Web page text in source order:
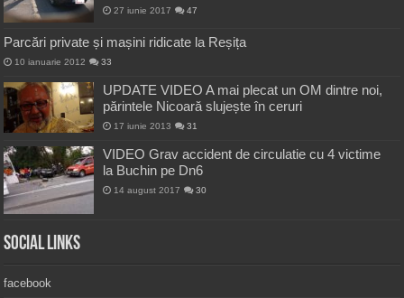
27 iunie 2017 47
Parcări private și mașini ridicate la Reșița
10 ianuarie 2012 33
UPDATE VIDEO A mai plecat un OM dintre noi,
părintele Nicoară slujește în ceruri
17 iunie 2013 31
VIDEO Grav accident de circulatie cu 4 victime
la Buchin pe Dn6
14 august 2017 30
Social Links
facebook